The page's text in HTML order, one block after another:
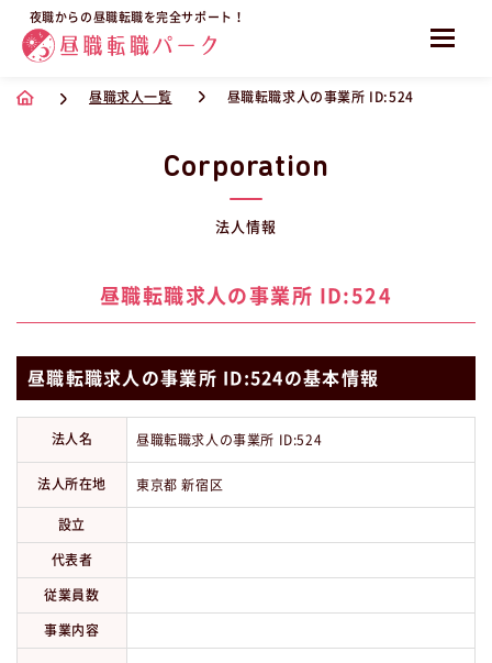
夜職からの昼職転職を完全サポート！
昼職求人一覧 昼職転職求人の事業所 ID:524
Corporation
法人情報
昼職転職求人の事業所 ID:524
昼職転職求人の事業所 ID:524の基本情報
法人名 昼職転職求人の事業所 ID:524
法人所在地 東京都 新宿区
設立
代表者
従業員数
事業内容